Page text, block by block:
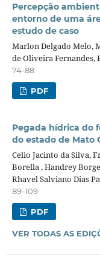
Percepção
entorno de uma
estudo de caso
Marlon Delgado Melo,
de Oliveira Fernandes,
74-88
PDF
Pegada hídrica do
do estado de Mato
Celio Jacinto da Silva,
Borella , Handrey
Rhavel Salviano Dias
89-109
PDF
VER TODAS AS